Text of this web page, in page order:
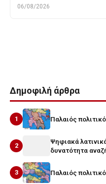
06/08/2026
Δημοφιλή άρθρα
1 Παλαιός
2
Ψηφιακά
δυνατότητα
3 Παλαιός